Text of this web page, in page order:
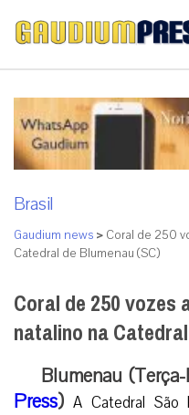
Brasil
Gaudium news > Coral de 250
Catedral de Blumenau (SC)
Coral de 250
natalino na
Blumenau (Terça-
Press) A Catedral São